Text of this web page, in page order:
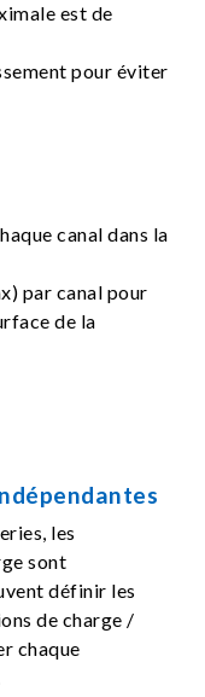
est de
pour éviter
canal dans la
par canal pour
de la
les
sont
définir les
de charge /
chaque